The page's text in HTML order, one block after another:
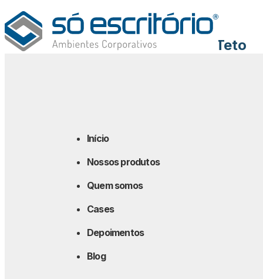
Início
Nossos produtos
Quem somos
Cases
Depoimentos
Blog
Blog
Benefícios das Divisórias Piso-Teto
Compartilhe